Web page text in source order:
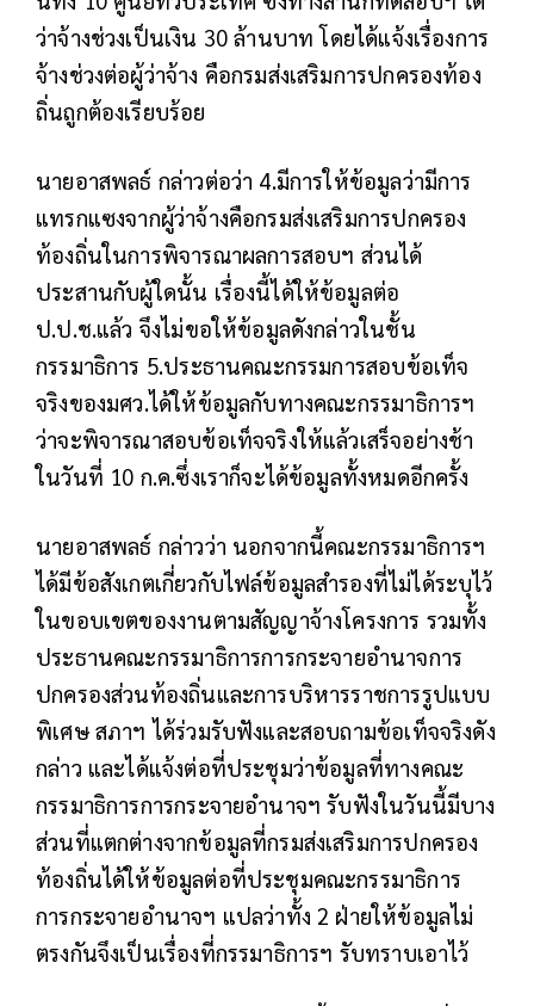
ว่าจ้างช่วงเป็นเงิน 30 ล้านบาท โดยได้แจ้งเรื่องการ
จ้างช่วงต่อผู้ว่าจ้าง คือกรมส่งเสริมการปกครองท้อง
ถิ่นถูกต้องเรียบร้อย
นายอาสพลธ์ กล่าวต่อว่า 4.มีการให้ข้อมูลว่ามีการ
แทรกแซงจากผู้ว่าจ้างคือกรมส่งเสริมการปกครอง
ท้องถิ่นในการพิจารณาผลการสอบฯ ส่วนได้
ประสานกับผู้ใดนั้น เรื่องนี้ได้ให้ข้อมูลต่อ
ป.ป.ช.แล้ว จึงไม่ขอให้ข้อมูลดังกล่าวในชั้น
กรรมาธิการ 5.ประธานคณะกรรมการสอบข้อเท็จ
จริงของมศว.ได้ให้ข้อมูลกับทางคณะกรรมาธิการฯ
ว่าจะพิจารณาสอบข้อเท็จจริงให้แล้วเสร็จอย่างช้า
ในวันที่ 10 ก.ค.ซึ่งเราก็จะได้ข้อมูลทั้งหมดอีกครั้ง
นายอาสพลธ์ กล่าวว่า นอกจากนี้คณะกรรมาธิการฯ
ได้มีข้อสังเกตเกี่ยวกับไฟล์ข้อมูลสำรองที่ไม่ได้ระบุไว้
ในขอบเขตของงานตามสัญญาจ้างโครงการ รวมทั้ง
ประธานคณะกรรมาธิการการกระจายอำนาจการ
ปกครองส่วนท้องถิ่นและการบริหารราชการรูปแบบ
พิเศษ สภาฯ ได้ร่วมรับฟังและสอบถามข้อเท็จจริงดัง
กล่าว และได้แจ้งต่อที่ประชุมว่าข้อมูลที่ทางคณะ
กรรมาธิการการกระจายอำนาจฯ รับฟังในวันนี้มีบาง
ส่วนที่แตกต่างจากข้อมูลที่กรมส่งเสริมการปกครอง
ท้องถิ่นได้ให้ข้อมูลต่อที่ประชุมคณะกรรมาธิการ
การกระจายอำนาจฯ แปลว่าทั้ง 2 ฝ่ายให้ข้อมูลไม่
ตรงกันจึงเป็นเรื่องที่กรรมาธิการฯ รับทราบเอาไว้